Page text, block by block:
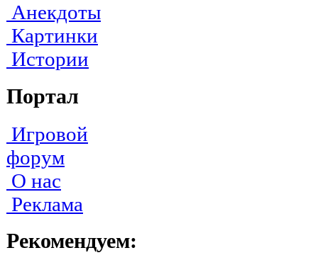
Анекдоты
Картинки
Истории
Портал
Игровой
форум
О нас
Реклама
Рекомендуем: